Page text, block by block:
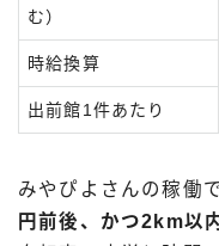
む）
時給換算
出前館1件あたり
みやぴよさんの稼働
円前後、かつ2km以